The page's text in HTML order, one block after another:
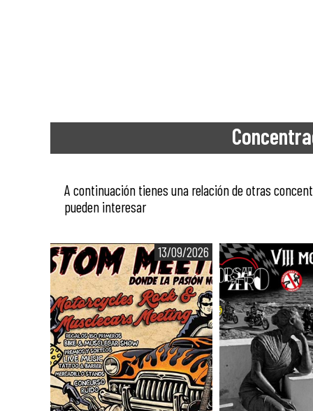
A continuación tienes una relación de otras
pueden interesar
13/09/2026